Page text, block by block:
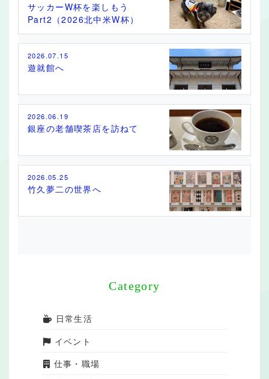
サッカーW杯を楽しもう
Part2（2026北中米W杯）
2026.07.15
遊就館へ
2026.06.19
銀座の老舗喫茶店を訪ねて
2026.05.25
竹久夢二の世界へ
Category
日常生活
イベント
仕事・職場